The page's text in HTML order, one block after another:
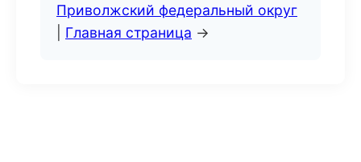
Приволжский федеральный округ
Главная страница →